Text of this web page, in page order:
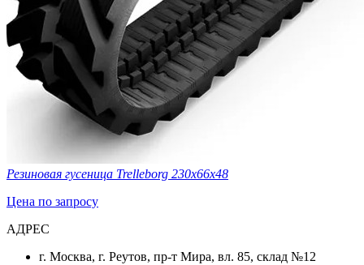
Резиновая гусеница Trelleborg 230x66x48
Цена по запросу
АДРЕС
г. Москва, г. Реутов, пр-т Мира, вл. 85, склад №12